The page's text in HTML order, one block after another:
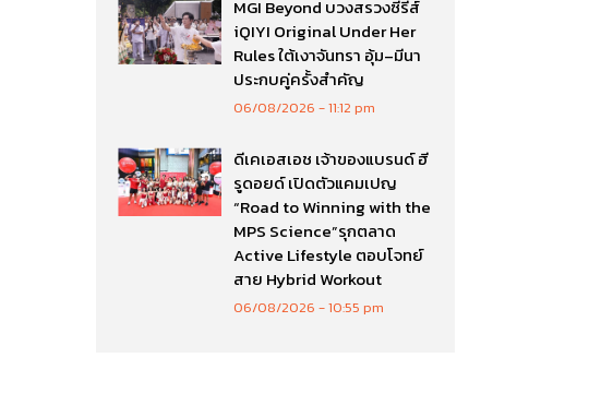
MGI Beyond บวงสรวงซีรีส์
iQIYI Original Under Her
Rules ใต้เงาจันทรา อุ้ม–มีนา
ประกบคู่ครั้งสำคัญ
06/08/2026 11:12 pm
ดีเคเอสเอช เจ้าของแบรนด์ ฮี
รูดอยด์ เปิดตัวแคมเปญ
“Road to Winning with the
MPS Science”รุกตลาด
Active Lifestyle ตอบโจทย์
สาย Hybrid Workout
06/08/2026 10:55 pm